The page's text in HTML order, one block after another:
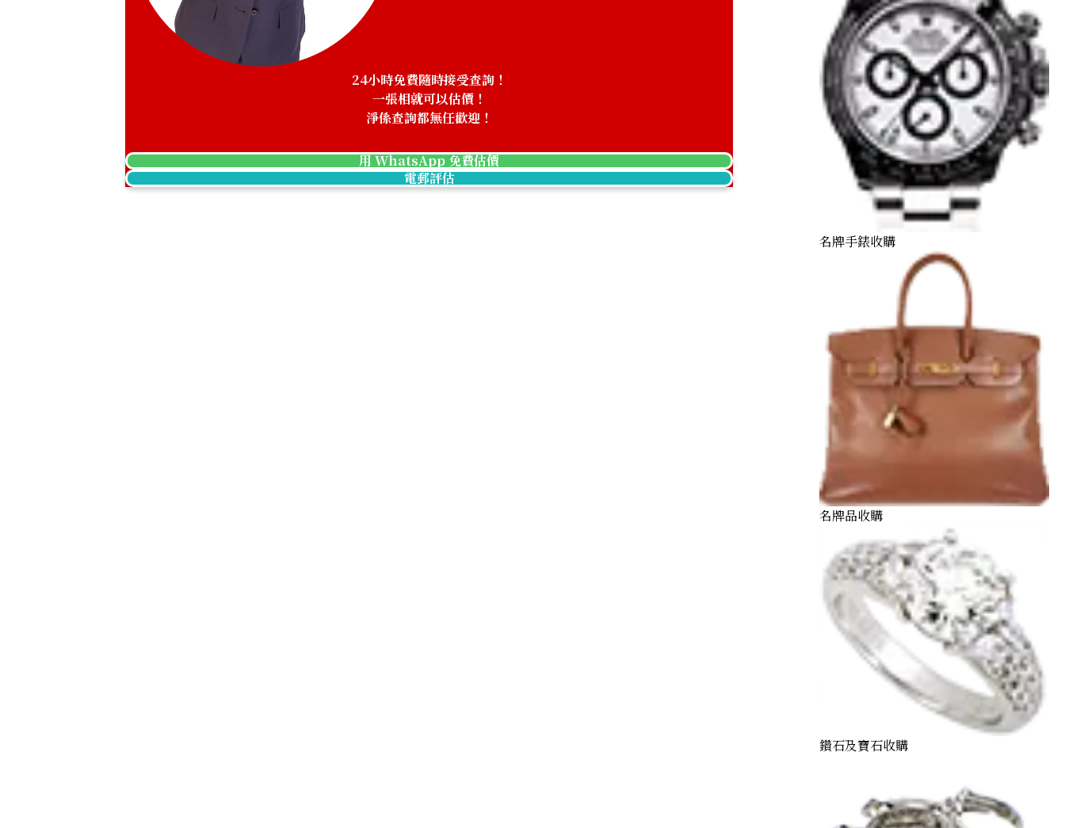
24小時免費隨時接受查詢！
一張相就可以估價！
淨係查詢都無任歡迎！
用 WhatsApp 免費估價
電郵評估
名牌手錶收購
名牌品收購
鑽石及寶石收購